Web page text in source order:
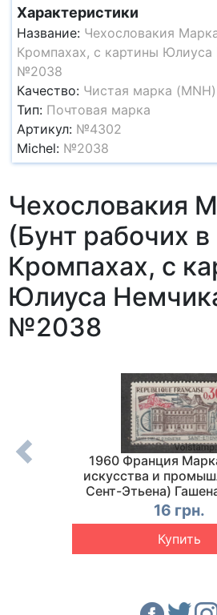
Характеристики
Название: Чехословакия
Кромпахах, с картины Юлиуса
№2038
Качество: Чистая марка (MNH)
Тип: Почтовая марка
Артикул: №4302
Michel: №2038
Чехословакия
(Бунт рабочих в
Кромпахах, с
Юлиуса
№2038
1960 Франция
искусства и
Сент-Этьена)
16 грн.
Купить